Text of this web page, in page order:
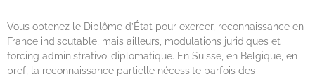
Vous obtenez le Diplôme d’État pour exercer, reconnaissance en
France indiscutable, mais ailleurs, modulations juridiques et
forcing administrativo-diplomatique. En Suisse, en Belgique, en
bref, la reconnaissance partielle nécessite parfois des